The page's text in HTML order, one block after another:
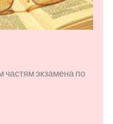
частям экзамена по